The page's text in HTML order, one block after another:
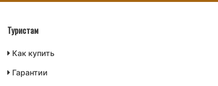
Туристам
Как купить
Гарантии